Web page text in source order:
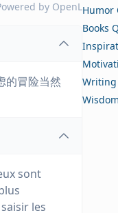
by OpenL
的冒险当然
sont
les
Humor
Books
Writing